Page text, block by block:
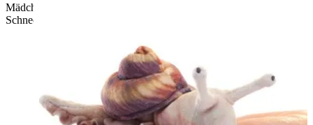
Mädchen führt die graubraune Folkmanis Handpuppe
Schnecke mit Fühlern und geöffnetem Mund auf ihrer Hand